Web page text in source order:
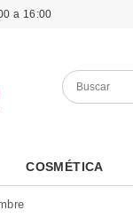
a 16:00
COSMÉTICA